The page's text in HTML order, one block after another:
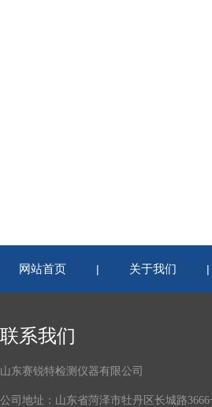
网站首页 | 关于我们
联系我们
山东赛锐特检测仪器有限公司
公司地址：山东省菏泽市牡丹区长城路